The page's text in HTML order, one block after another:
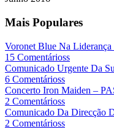
Mais Populares
Voronet Blue Na
15 Comentárioss
Comunicado Urgente Da
6 Comentárioss
Concerto Iron Maiden –
2 Comentárioss
Comunicado Da Direcção
2 Comentárioss